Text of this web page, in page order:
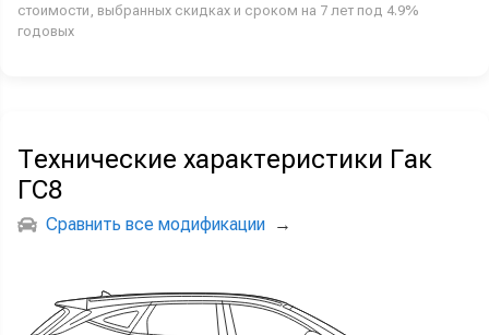
стоимости, выбранных скидках и сроком на 7 лет под 4.9%
годовых
Технические характеристики Гак
ГС8
Сравнить все модификации →